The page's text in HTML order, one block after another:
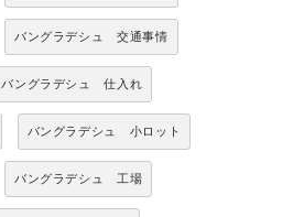
バングラデシュ 交通事情
バングラデシュ 仕入れ
バングラデシュ 小ロット
バングラデシュ 工場